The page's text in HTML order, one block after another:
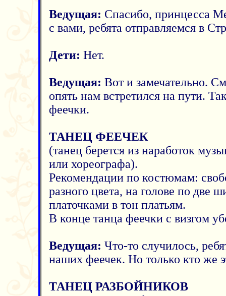
Ведущая: Спасибо, принцесса
с вами, ребята отправляемся в
Дети: Нет.
Ведущая: Вот и замечательно.
опять нам встретился на пути.
феечки.
ТАНЕЦ ФЕЕЧЕК
(танец берется из наработок
или хореографа).
Рекомендации по костюмам:
разного цвета, на голове по две
платочками в тон платьям.
В конце танца феечки с визгом
Ведущая: Что-то случилось,
наших феечек. Но только кто же
ТАНЕЦ РАЗБОЙНИКОВ